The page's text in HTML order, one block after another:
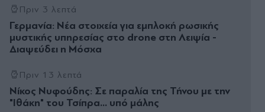
Πριν 3 λεπτά
Γερμανία: Νέα στοιχεία για εμπλοκή ρωσικής
μυστικής υπηρεσίας στο drone στη Λειψία -
Διαψεύδει η Μόσχα
Πριν 13 λεπτά
Νίκος Νυφούδης: Σε παραλία της Τήνου με την
"Ιθάκη" του Τσίπρα... υπό μάλης